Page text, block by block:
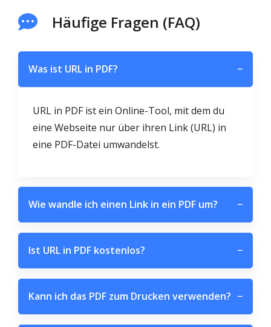
Häufige Fragen (FAQ)
Was ist URL in PDF? −
URL in PDF ist ein Online-Tool, mit dem du
eine Webseite nur über ihren Link (URL) in
eine PDF-Datei umwandelst.
Wie wandle ich einen Link in ein PDF um? −
Ist URL in PDF kostenlos? −
Kann ich das PDF zum Drucken verwenden? −